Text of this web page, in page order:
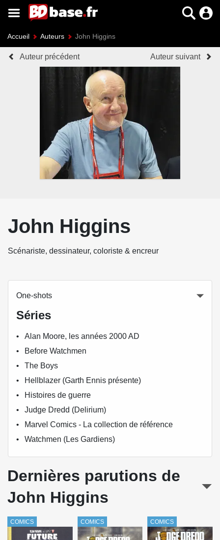
Accueil Auteurs John Higgins
Auteur précédent Auteur suivant
John Higgins
Scénariste, dessinateur, coloriste & encreur
One-shots
Séries
Alan Moore, les années 2000 AD
Before Watchmen
The Boys
Hellblazer (Garth Ennis présente)
Histoires de guerre
Judge Dredd (Delirium)
Marvel Comics - La collection de référence
Watchmen (Les Gardiens)
Dernières parutions de
John Higgins
COMICS COMICS COMICS